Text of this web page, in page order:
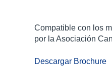
Compatible con los
por la Asociación
Descargar Brochure